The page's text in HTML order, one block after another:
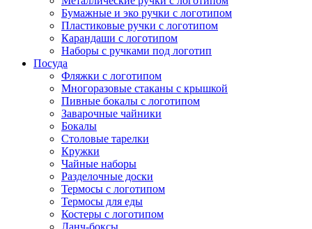
Бумажные и эко ручки с логотипом
Пластиковые ручки с логотипом
Карандаши с логотипом
Наборы с ручками под логотип
Посуда
Фляжки с логотипом
Многоразовые стаканы с крышкой
Пивные бокалы с логотипом
Заварочные чайники
Бокалы
Столовые тарелки
Кружки
Чайные наборы
Разделочные доски
Термосы с логотипом
Термосы для еды
Костеры с логотипом
Ланч-боксы